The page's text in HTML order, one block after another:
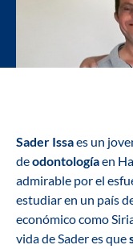
Sader Issaes un
deodontologíaen
admirable por el
estudiar en un país
económico como
vida de Sader es que